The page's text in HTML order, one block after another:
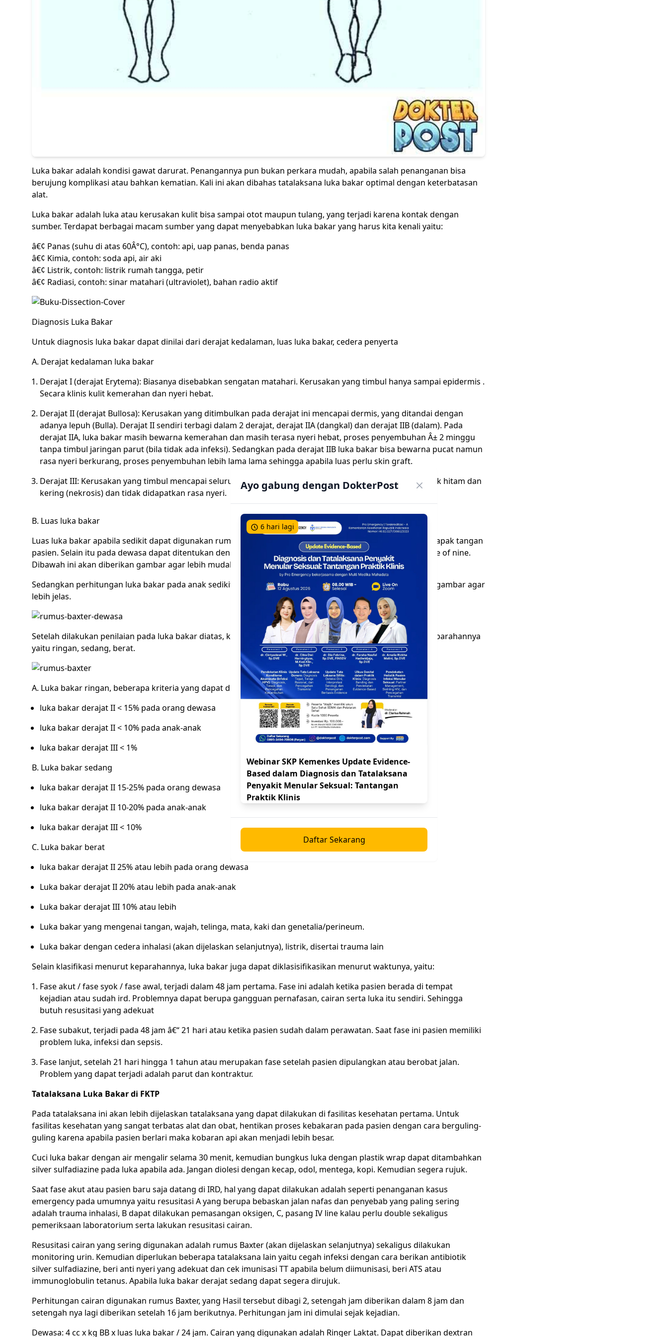
Luka bakar adalah kondisi gawat darurat. Penangannya pun bukan perkara mudah, apabila salah penanganan bisa
berujung komplikasi atau bahkan kematian. Kali ini akan dibahas tatalaksana luka bakar optimal dengan keterbatasan
alat.
Luka bakar adalah luka atau kerusakan kulit bisa sampai otot maupun tulang, yang terjadi karena kontak dengan
sumber. Terdapat berbagai macam sumber yang dapat menyebabkan luka bakar yang harus kita kenali yaitu:
â€¢ Panas (suhu di atas 60Â°C), contoh: api, uap panas, benda panas
â€¢ Kimia, contoh: soda api, air aki
â€¢ Listrik, contoh: listrik rumah tangga, petir
â€¢ Radiasi, contoh: sinar matahari (ultraviolet), bahan radio aktif
Diagnosis Luka Bakar
Untuk diagnosis luka bakar dapat dinilai dari derajat kedalaman, luas luka bakar, cedera penyerta
A. Derajat kedalaman luka bakar
Derajat I (derajat Erytema): Biasanya disebabkan sengatan matahari. Kerusakan yang timbul hanya sampai epidermis .
Secara klinis kulit kemerahan dan nyeri hebat.
Derajat II (derajat Bullosa): Kerusakan yang ditimbulkan pada derajat ini mencapai dermis, yang ditandai dengan
adanya lepuh (Bulla). Derajat II sendiri terbagi dalam 2 derajat, derajat IIA (dangkal) dan derajat IIB (dalam). Pada
derajat IIA, luka bakar masih bewarna kemerahan dan masih terasa nyeri hebat, proses penyembuhan Â± 2 minggu
tanpa timbul jaringan parut (bila tidak ada infeksi). Sedangkan pada derajat IIB luka bakar bisa bewarna pucat namun
rasa nyeri berkurang, proses penyembuhan lebih lama lama sehingga apabila luas perlu skin graft.
Derajat III: Kerusakan yang timbul mencapai seluruh tebal kulit, otot dan tulang. Secara klinis kulit nampak hitam dan
kering (nekrosis) dan tidak didapatkan rasa nyeri.
B. Luas luka bakar
Luas luka bakar apabila sedikit dapat digunakan rumus rule of palm yaitu mengukur luas menggunakan telapak tangan
pasien. Selain itu pada dewasa dapat ditentukan dengan rumus Wallace atau yang biasa dikenal dengan rule of nine.
Dibawah ini akan diberikan gambar agar lebih mudah untuk mengingat.
Sedangkan perhitungan luka bakar pada anak sedikit berbeda dengan dewasa, dibawah ini akan diberikan gambar agar
lebih jelas.
Setelah dilakukan penilaian pada luka bakar diatas, kemudian luka bakar dapat diklasifikasikan menurut keparahannya
yaitu ringan, sedang, berat.
A. Luka bakar ringan, beberapa kriteria yang dapat digolongkan menjadi luka bakar ringan yaitu:
luka bakar derajat II < 15% pada orang dewasa
luka bakar derajat II < 10% pada anak-anak
luka bakar derajat III < 1%
B. Luka bakar sedang
luka bakar derajat II 15-25% pada orang dewasa
luka bakar derajat II 10-20% pada anak-anak
luka bakar derajat III < 10%
C. Luka bakar berat
luka bakar derajat II 25% atau lebih pada orang dewasa
Luka bakar derajat II 20% atau lebih pada anak-anak
Luka bakar derajat III 10% atau lebih
Luka bakar yang mengenai tangan, wajah, telinga, mata, kaki dan genetalia/perineum.
Luka bakar dengan cedera inhalasi (akan dijelaskan selanjutnya), listrik, disertai trauma lain
Selain klasifikasi menurut keparahannya, luka bakar juga dapat diklasisifikasikan menurut waktunya, yaitu:
Fase akut / fase syok / fase awal, terjadi dalam 48 jam pertama. Fase ini adalah ketika pasien berada di tempat
kejadian atau sudah ird. Problemnya dapat berupa gangguan pernafasan, cairan serta luka itu sendiri. Sehingga
butuh resusitasi yang adekuat
Fase subakut, terjadi pada 48 jam â€“ 21 hari atau ketika pasien sudah dalam perawatan. Saat fase ini pasien memiliki
problem luka, infeksi dan sepsis.
Fase lanjut, setelah 21 hari hingga 1 tahun atau merupakan fase setelah pasien dipulangkan atau berobat jalan.
Problem yang dapat terjadi adalah parut dan kontraktur.
Tatalaksana Luka Bakar di FKTP
Pada tatalaksana ini akan lebih dijelaskan tatalaksana yang dapat dilakukan di fasilitas kesehatan pertama. Untuk
fasilitas kesehatan yang sangat terbatas alat dan obat, hentikan proses kebakaran pada pasien dengan cara berguling-
guling karena apabila pasien berlari maka kobaran api akan menjadi lebih besar.
Cuci luka bakar dengan air mengalir selama 30 menit, kemudian bungkus luka dengan plastik wrap dapat ditambahkan
silver sulfadiazine pada luka apabila ada. Jangan diolesi dengan kecap, odol, mentega, kopi. Kemudian segera rujuk.
Saat fase akut atau pasien baru saja datang di IRD, hal yang dapat dilakukan adalah seperti penanganan kasus
emergency pada umumnya yaitu resusitasi A yang berupa bebaskan jalan nafas dan penyebab yang paling sering
adalah trauma inhalasi, B dapat dilakukan pemasangan oksigen, C, pasang IV line kalau perlu double sekaligus
pemeriksaan laboratorium serta lakukan resusitasi cairan.
Resusitasi cairan yang sering digunakan adalah rumus Baxter (akan dijelaskan selanjutnya) sekaligus dilakukan
monitoring urin. Kemudian diperlukan beberapa tatalaksana lain yaitu cegah infeksi dengan cara berikan antibiotik
silver sulfadiazine, beri anti nyeri yang adekuat dan cek imunisasi TT apabila belum diimunisasi, beri ATS atau
immunoglobulin tetanus. Apabila luka bakar derajat sedang dapat segera dirujuk.
Perhitungan cairan digunakan rumus Baxter, yang Hasil tersebut dibagi 2, setengah jam diberikan dalam 8 jam dan
setengah nya lagi diberikan setelah 16 jam berikutnya. Perhitungan jam ini dimulai sejak kejadian.
Dewasa: 4 cc x kg BB x luas luka bakar / 24 jam. Cairan yang digunakan adalah Ringer Laktat. Dapat diberikan dextran
Ayo gabung dengan DokterPost
6 hari lagi
Webinar SKP Kemenkes Update Evidence-
Based dalam Diagnosis dan Tatalaksana
Penyakit Menular Seksual: Tantangan
Praktik Klinis
Daftar Sekarang